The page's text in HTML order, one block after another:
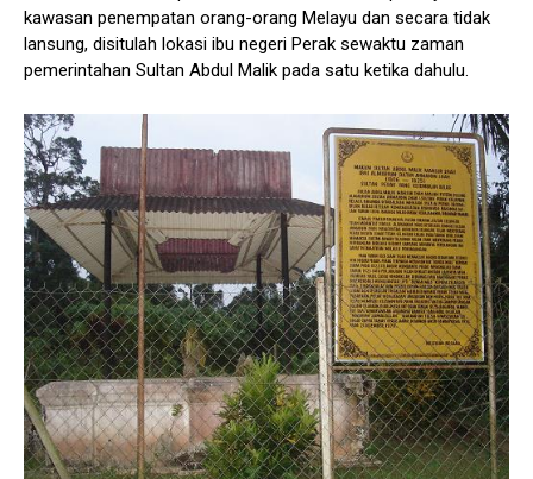
kawasan penempatan orang-orang Melayu dan secara tidak
lansung, disitulah lokasi ibu negeri Perak sewaktu zaman
pemerintahan Sultan Abdul Malik pada satu ketika dahulu.